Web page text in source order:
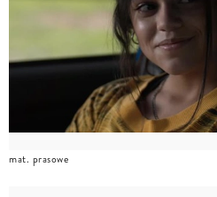
mat. prasowe